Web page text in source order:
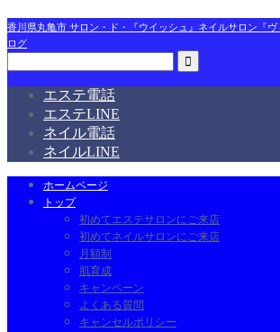
香川県丸亀市 サロン・ド・『ウイッシュ』ネイルサロン『
ログ
エステ電話
エステLINE
ネイル電話
ネイルLINE
ホームページ
トップ
初めてエステサロンにご来店
初めてネイルサロンにご来店
月額制
肌育成
キャンペーン
よくある質問
キャンセルポリシー